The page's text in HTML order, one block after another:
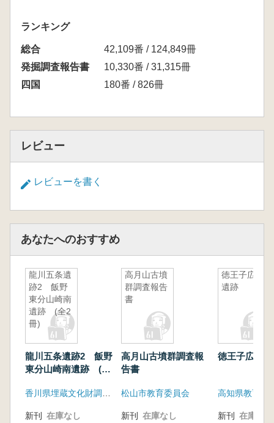
ランキング
総合
42,109番 / 124,849冊
発掘調査報告書
10,330番 / 31,315冊
四国
180番 / 826冊
レビュー
レビューを書く
あなたへのおすすめ
龍川五条遺
跡2 飯野
東分山崎南
遺跡 (全2
冊)
龍川五条遺跡2 飯野
東分山崎南遺跡 (全
新刊 在庫なし
高月山古墳
群調査報告
書
高月山古墳群調査報
告書
松山市教育委員会
新刊 在庫なし
徳王子広本
遺跡
徳王子広本
高知県教育委
新刊 在庫なし